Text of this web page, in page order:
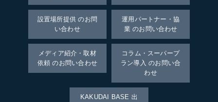
設置場所提供 のお問
い合わせ
運用パートナー・協
業 のお問い合わせ
メディア紹介・取材
依頼 のお問い合わせ
コラム・スーパープ
ラン導入 のお問い合
わせ
KAKUDAI BASE 出